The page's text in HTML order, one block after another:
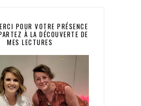
POUR VOTRE PRÉSENCE
À LA DÉCOUVERTE DE
MES LECTURES